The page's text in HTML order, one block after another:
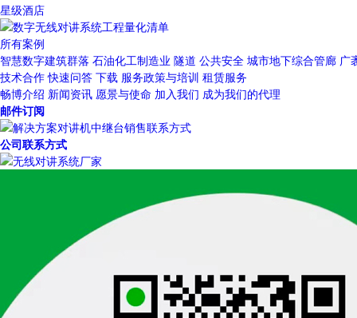
星级酒店
所有案例
智慧数字建筑群落 石油化工制造业 隧道 公共安全 城市地下综合管廊 广
技术合作 快速问答 下载 服务政策与培训 租赁服务
畅博介绍 新闻资讯 愿景与使命 加入我们 成为我们的代理
邮件订阅
公司联系方式